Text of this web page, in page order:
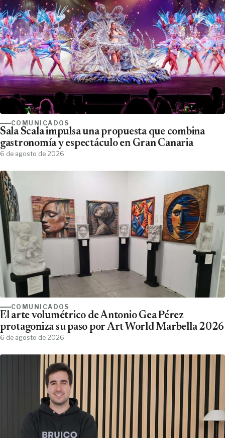
COMUNICADOS
Sala Scala impulsa una propuesta que combina
gastronomía y espectáculo en Gran Canaria
6 de agosto de 2026
COMUNICADOS
El arte volumétrico de Antonio Gea Pérez
protagoniza su paso por Art World Marbella 2026
6 de agosto de 2026